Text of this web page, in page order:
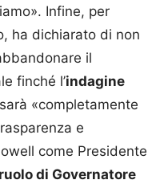
Infine, per
ha dichiarato di non
il
finché l’indagine
«completamente
e
come Presidente
ruolo di Governatore